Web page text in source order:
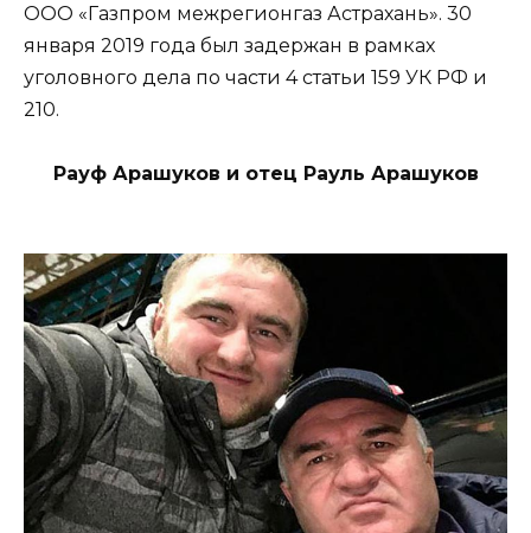
ООО «Газпром межрегионгаз Астрахань». 30
января 2019 года был задержан в рамках
уголовного дела по части 4 статьи 159 УК РФ и
210.
Рауф Арашуков и отец Рауль Арашуков